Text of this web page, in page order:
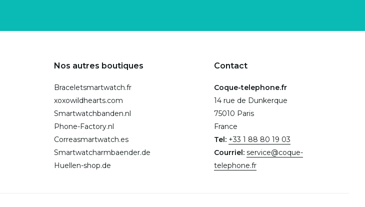
Nos autres boutiques
Braceletsmartwatch.fr
xoxowildhearts.com
Smartwatchbanden.nl
Phone-Factory.nl
Correasmartwatch.es
Smartwatcharmbaender.de
Huellen-shop.de
Contact
Coque-telephone.fr
14 rue de Dunkerque
75010 Paris
France
Tel: +33 1 88 80 19 03
Courriel: service@coque-
telephone.fr